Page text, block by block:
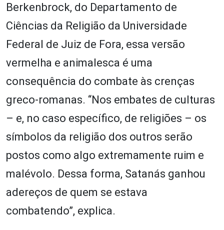
Berkenbrock, do Departamento de
Ciências da Religião da Universidade
Federal de Juiz de Fora, essa versão
vermelha e animalesca é uma
consequência do combate às crenças
greco-romanas. “Nos embates de culturas
– e, no caso específico, de religiões – os
símbolos da religião dos outros serão
postos como algo extremamente ruim e
malévolo. Dessa forma, Satanás ganhou
adereços de quem se estava
combatendo”, explica.